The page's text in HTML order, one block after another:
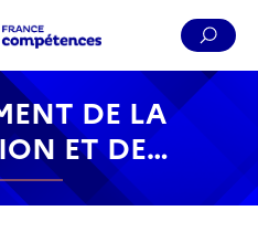
Menu Pied de page
DE LA
ET DE